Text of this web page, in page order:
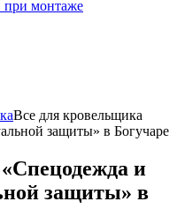
монтаже
Все для кровельщика
защиты» в Богучаре
и
защиты» в